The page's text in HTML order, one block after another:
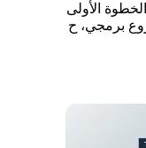
الأولى
برمجي، ح
إلى رؤية
المحت
الفكرة
فه